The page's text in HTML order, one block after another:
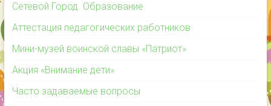
Сетевой Город. Образование
Аттестация педагогических работников
Мини-музей воинской славы «Патриот»
Акция «Внимание дети»
Часто задаваемые вопросы